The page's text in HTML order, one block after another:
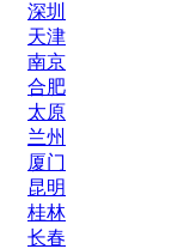
深圳
天津
南京
合肥
太原
兰州
厦门
昆明
桂林
长春